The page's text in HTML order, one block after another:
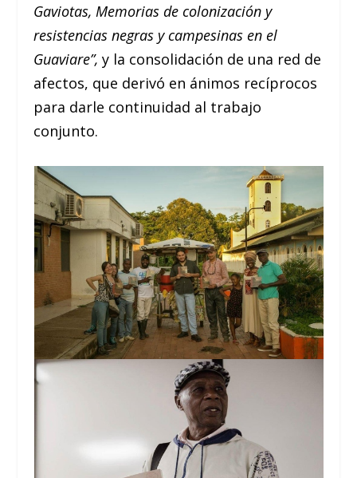
Gaviotas, Memorias de colonización y
resistencias negras y campesinas en el
Guaviare”,y la consolidación de una red de
afectos, que derivó en ánimos recíprocos
para darle continuidad al trabajo
conjunto.